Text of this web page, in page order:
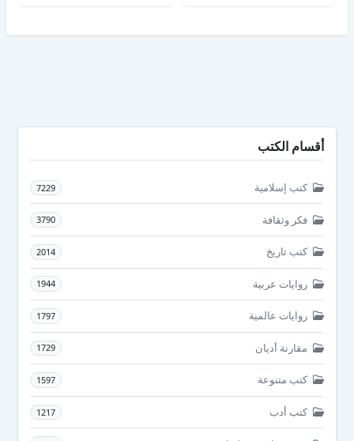
أقسام الكتب
كتب إسلامية 7229
فكر وثقافة 3790
كتب تاريخ 2014
روايات عربية 1944
روايات عالمية 1797
مقارنة أديان 1729
كتب متنوعة 1597
كتب أدب 1217